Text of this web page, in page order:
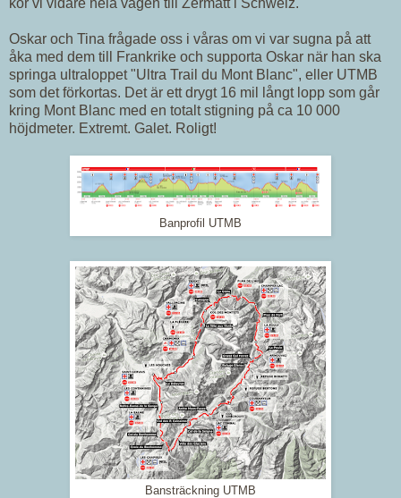
Oskar och Tina frågade oss i våras om vi var sugna på att
åka med dem till Frankrike och supporta Oskar när han ska
springa ultraloppet "Ultra Trail du Mont Blanc", eller UTMB
som det förkortas. Det är ett drygt 16 mil långt lopp som går
kring Mont Blanc med en totalt stigning på ca 10 000
höjdmeter. Extremt. Galet. Roligt!
Banprofil UTMB
Bansträckning UTMB